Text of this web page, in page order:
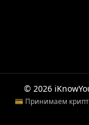
© 2026
💳 Принимаем